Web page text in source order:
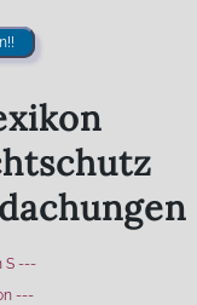
S ---
---